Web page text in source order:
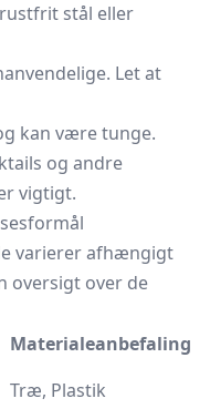
stål eller
Let at
kan være tunge.
og andre
vigtigt.
varierer afhængigt
oversigt over de
Materialeanbefaling
Træ, Plastik